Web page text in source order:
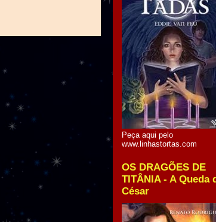
Peça aqui pelo
www.linhastortas.com
OS DRAGÕES DE
TITÂNIA - A Queda
César